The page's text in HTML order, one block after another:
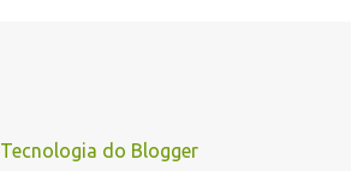
Tecnologia do Blogger